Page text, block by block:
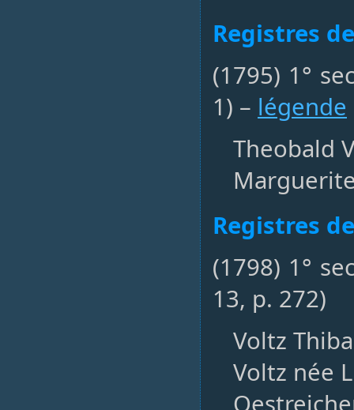
Registres
(1795) 1°
1) – légende
Theobald
Registres
(1798) 1°
13, p. 272)
Voltz
Voltz née